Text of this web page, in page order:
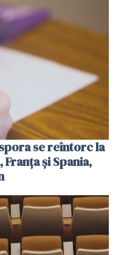
se reîntorc la
şi Spania,